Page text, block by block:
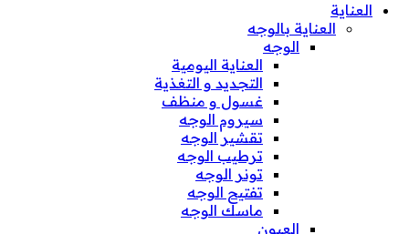
العناية
العناية بالوجه
الوجه
العناية اليومية
التجديد و التغذية
غسول و منظف
سيروم الوجه
تقشير الوجه
ترطيب الوجه
تونر الوجه
تفتيح الوجه
ماسك الوجه
العيون